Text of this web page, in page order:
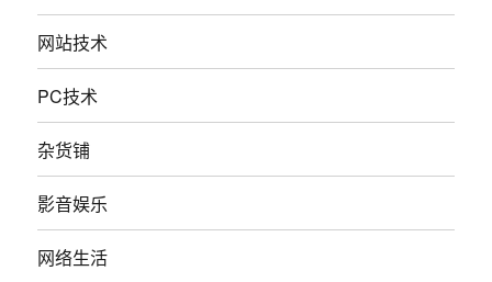
网站技术
PC技术
杂货铺
影音娱乐
网络生活